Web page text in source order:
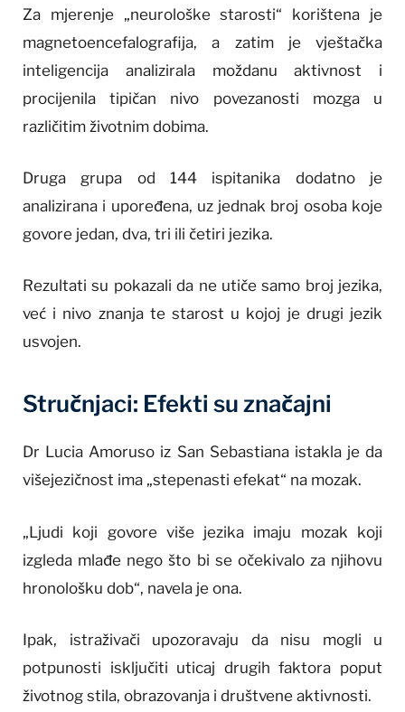
Za mjerenje „neurološke starosti“ korištena je
magnetoencefalografija, a zatim je vještačka
inteligencija analizirala moždanu aktivnost i
procijenila tipičan nivo povezanosti mozga u
različitim životnim dobima.
Druga grupa od 144 ispitanika dodatno je
analizirana i upoređena, uz jednak broj osoba koje
govore jedan, dva, tri ili četiri jezika.
Rezultati su pokazali da ne utiče samo broj jezika,
već i nivo znanja te starost u kojoj je drugi jezik
usvojen.
Stručnjaci: Efekti su značajni
Dr Lucia Amoruso iz San Sebastiana istakla je da
višejezičnost ima „stepenasti efekat“ na mozak.
„Ljudi koji govore više jezika imaju mozak koji
izgleda mlađe nego što bi se očekivalo za njihovu
hronološku dob“, navela je ona.
Ipak, istraživači upozoravaju da nisu mogli u
potpunosti isključiti uticaj drugih faktora poput
životnog stila, obrazovanja i društvene aktivnosti.